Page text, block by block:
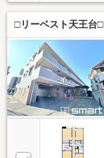
□リーベスト天王台□